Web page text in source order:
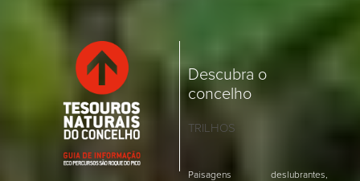
Descubra o
concelho
TRILHOS
Paisagens deslubrantes,